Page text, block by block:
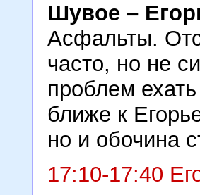
Шувое –
Асфальты.
часто, но не
проблем
ближе к
но и обочина
17:10-17:40